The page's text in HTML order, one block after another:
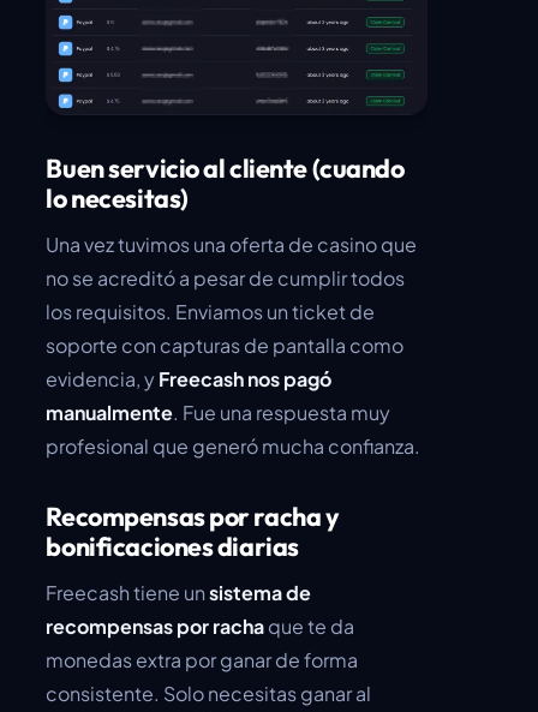
Buen servicio al cliente (cuando
lo necesitas)
Una vez tuvimos una oferta de casino que
no se acreditó a pesar de cumplir todos
los requisitos. Enviamos un ticket de
soporte con capturas de pantalla como
evidencia, yFreecash nos pagó
manualmente. Fue una respuesta muy
profesional que generó mucha confianza.
Recompensas por racha y
bonificaciones diarias
Freecash tiene unsistema de
recompensas por rachaque te da
monedas extra por ganar de forma
consistente. Solo necesitas ganar al